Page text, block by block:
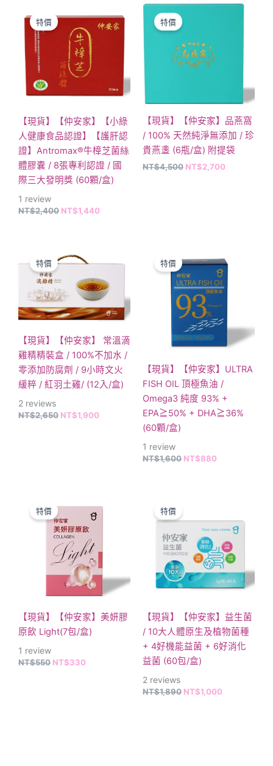
面
選
選
項
特價
【現貨】【仲安家】【小綠
人健康食品認證】【護肝認
證】Antromax®牛樟芝菌絲
體膠囊 / 8張專利認證 / 國
際三大發明獎 (60顆/盒)
1 review
NT$2,400
始
格：
NT$2,400。
NT$1,440
前
價
NT$1,440。
特價
【現貨】【仲安家】品燕窩
/ 100% 天然純淨無添加 / 珍
貴燕盞 (6瓶/盒) 附提袋
NT$4,500
原
NT$4,500。
NT$2,700
目
特價
【現貨】【仲安家】 常溫滴
雞精精裝盒 / 100%不加水 /
零添加防腐劑 / 9小時文火
緩粹 / 紅羽土雞/ (12入/盒)
2 reviews
NT$2,650
始
價
格：
NT$2,650。
NT$1,900
價
格：
NT$1,900。
特價
【現貨】【仲安家】ULTRA
FISH OIL 頂極魚油 /
Omega3 純度 93% +
EPA≧50% + DHA≧36%
(60顆/盒)
1 review
NT$1,600
始
價
格：
NT$1,600。
NT$880
前
價
格：
NT$880。
特價
【現貨】【仲安家】美妍膠
原飲 Light(7包/盒)
1 review
NT$550
始
價
格：
NT$550。
NT$330
前
價
格：
特價
【現貨】【仲安家】益生菌
/ 10大人體原生及植物菌種
+ 4好機能益菌 + 6好消化
益菌 (60包/盒)
2 reviews
NT$1,890
NT$1,890。
NT$1,000
格：
NT$1,000。